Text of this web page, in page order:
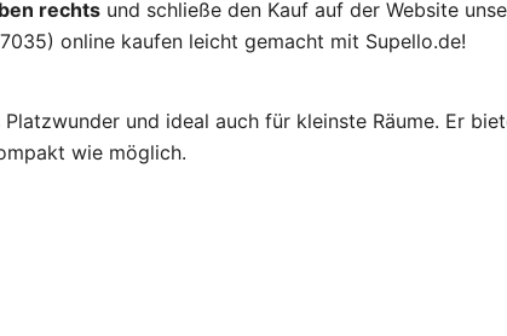
rechts und schließe den Kauf auf der Website
online kaufen leicht gemacht mit Supello.de!
und ideal auch für kleinste Räume. Er
wie möglich.